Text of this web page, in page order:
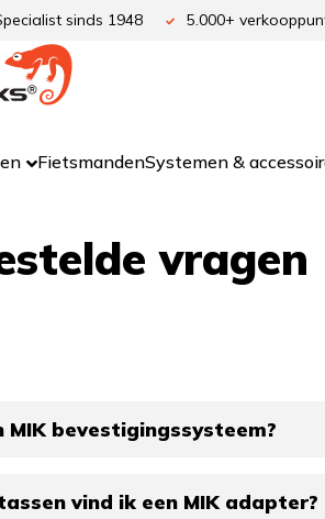
sinds 1948 5.000+
FietsmandenSystemen &
vragen
MIK bevestigingssysteem?
vind ik een MIK adapter?